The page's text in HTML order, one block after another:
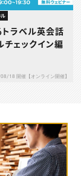
ル
トラベル英会話
ェックイン編
18 開催【オンライン開催】